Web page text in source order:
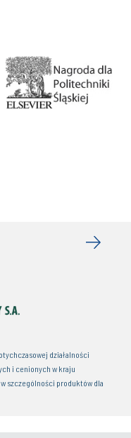
działalności
i cenionych w kraju
szczególności produktów dla